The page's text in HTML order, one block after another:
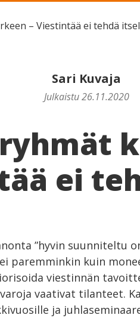
– Viestintää ei tehdä
Sari Kuvaja
Julkaistu 26.11.2020
ei
”hyvin suunniteltu
paremminkin kuin
viestinnän
vaativat tilanteet.
ja